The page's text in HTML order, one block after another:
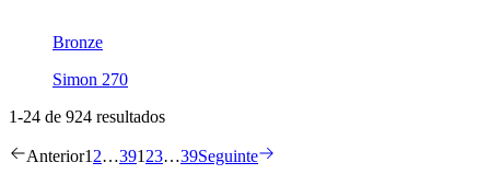
Bronze
Simon 270
1-24 de 924 resultados
Anterior12…39123…39Seguinte